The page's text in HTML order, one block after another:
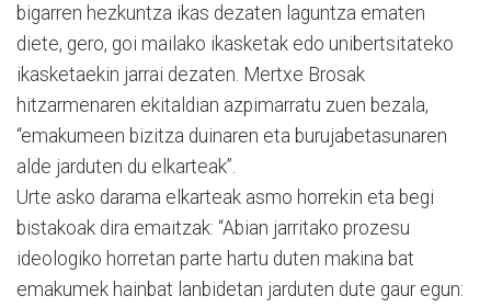
bigarren hezkuntza ikas dezaten laguntza ematen
diete, gero, goi mailako ikasketak edo unibertsitateko
ikasketaekin jarrai dezaten. Mertxe Brosak
hitzarmenaren ekitaldian azpimarratu zuen bezala,
“emakumeen bizitza duinaren eta burujabetasunaren
alde jarduten du elkarteak”.
Urte asko darama elkarteak asmo horrekin eta begi
bistakoak dira emaitzak: “Abian jarritako prozesu
ideologiko horretan parte hartu duten makina bat
emakumek hainbat lanbidetan jarduten dute gaur egun: